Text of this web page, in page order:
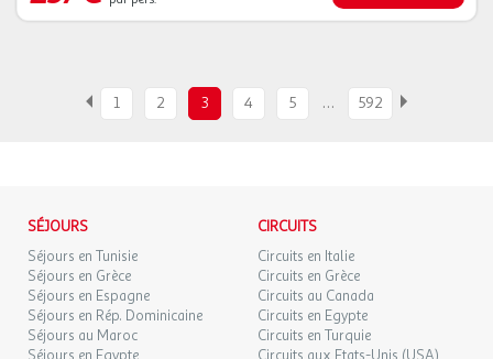
1 2 3 4 5 … 592
SÉJOURS
Séjours en Tunisie
Séjours en Grèce
Séjours en Espagne
Séjours en Rép. Dominicaine
Séjours au Maroc
CIRCUITS
Circuits en Italie
Circuits en Grèce
Circuits au Canada
Circuits en Egypte
Circuits en Turquie